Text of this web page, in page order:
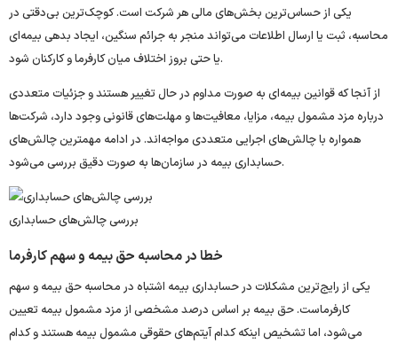
یکی از حساس‌ترین بخش‌های مالی هر شرکت است. کوچک‌ترین بی‌دقتی در
محاسبه، ثبت یا ارسال اطلاعات می‌تواند منجر به جرائم سنگین، ایجاد بدهی بیمه‌ای
یا حتی بروز اختلاف میان کارفرما و کارکنان شود.
از آنجا که قوانین بیمه‌ای به صورت مداوم در حال تغییر هستند و جزئیات متعددی
درباره مزد مشمول بیمه، مزایا، معافیت‌ها و مهلت‌های قانونی وجود دارد، شرکت‌ها
همواره با چالش‌های اجرایی متعددی مواجه‌اند. در ادامه مهمترین چالش‌های
حسابداری بیمه در سازمان‌ها به‌ صورت دقیق بررسی می‌شود.
بررسی چالش‌های حسابداری
خطا در محاسبه حق بیمه و سهم کارفرما
یکی از رایج‌ترین مشکلات در حسابداری بیمه اشتباه در محاسبه حق بیمه و سهم
کارفرماست. حق بیمه بر اساس درصد مشخصی از مزد مشمول بیمه تعیین
می‌شود، اما تشخیص اینکه کدام آیتم‌های حقوقی مشمول بیمه هستند و کدام